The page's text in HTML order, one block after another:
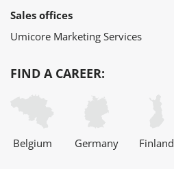
Sales offices
Umicore Marketing Services
FIND A CAREER:
Belgium Germany Finland